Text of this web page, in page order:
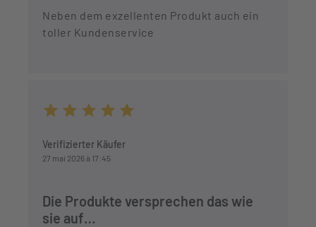
Neben dem exzellenten Produkt auch ein
toller Kundenservice
Verifizierter Käufer
27 mai 2026 à 17:45
Die Produkte versprechen das wie
sie auf…